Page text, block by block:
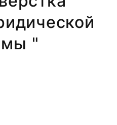
"